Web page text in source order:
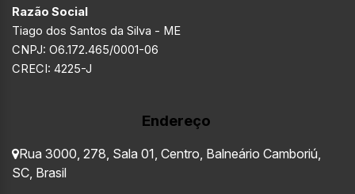
Razão Social
Tiago dos Santos da Silva - ME
CNPJ: O6.172.465/0001-06
CRECI: 4225-J
Endereço
Rua 3000 278 Sala 01 Centro Balneário Camboriú
SC Brasil